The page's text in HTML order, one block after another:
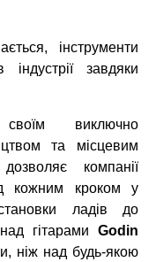
інструменти
завдяки
своїм виключно
та місцевим
компанії
кожним кроком у
ладів до
гітарами Godin
ніж над будь-якою